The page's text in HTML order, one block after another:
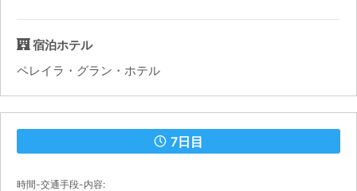
宿泊ホテル
ペレイラ・グラン・ホテル
7日目
時間-交通手段-内容: